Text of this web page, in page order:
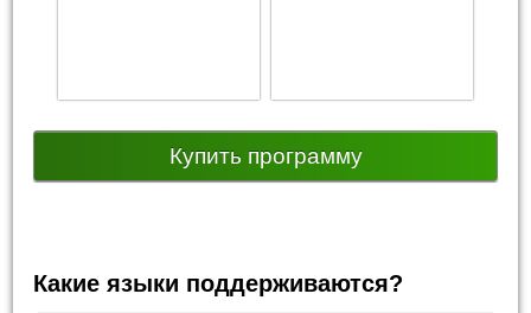
Купить программу
Какие языки поддерживаются?